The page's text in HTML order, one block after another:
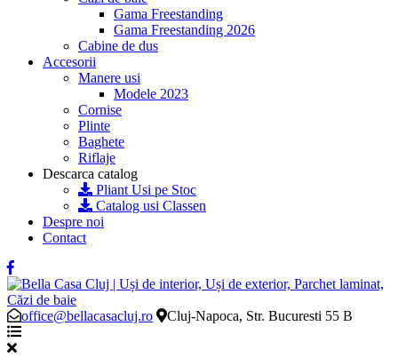
Gama Freestanding
Gama Freestanding 2026
Cabine de dus
Accesorii
Manere usi
Modele 2023
Cornise
Plinte
Baghete
Riflaje
Descarca catalog
Pliant Usi pe Stoc
Catalog usi Classen
Despre noi
Contact
office@bellacasacluj.ro Cluj-Napoca, Str. Bucuresti 55 B